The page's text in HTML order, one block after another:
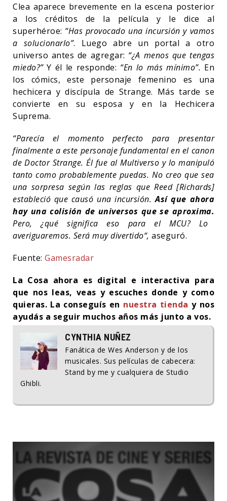
Clea aparece brevemente en la escena posterior
a los créditos de la película y le dice al
superhéroe: “Has provocado una incursión y vamos
a solucionarlo”. Luego abre un portal a otro
universo antes de agregar: “¿A menos que tengas
miedo?”Y él le responde: “En lo más mínimo”. En
los cómics, este personaje femenino es una
hechicera y discípula de Strange. Más tarde se
convierte en su esposa y en la Hechicera
Suprema.
“Parecía el momento perfecto para presentar
finalmente a este personaje fundamental en el canon
de Doctor Strange. Él fue al Multiverso y lo manipuló
tanto como probablemente puedas. No creo que sea
una sorpresa según las reglas que Reed [Richards]
estableció que causó una incursión.Así que ahora
hay una colisión de universos que se aproxima.
Pero, ¿qué significa eso para el MCU? Lo
averiguaremos. Será muy divertido“, aseguró.
Fuente: Gamesradar
La Cosa ahora es digital e interactiva para
que nos leas, veas y escuches donde y como
quieras. La conseguís en nuestra tienda y nos
ayudás a seguir muchos años más junto a vos.
CYNTHIA NUÑEZ
Fanática de Wes Anderson y de los
musicales. Sus películas de cabecera:
Stand by me y cualquiera de Studio
Ghibli.